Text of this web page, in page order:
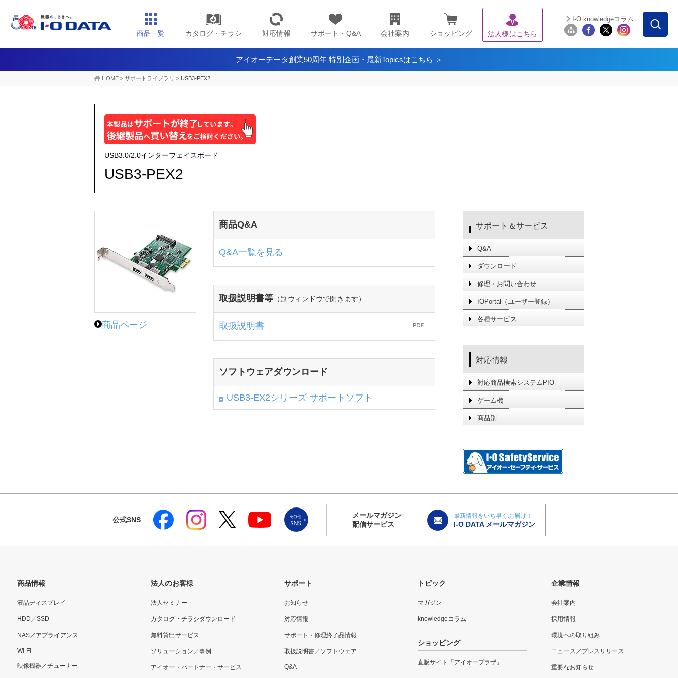
商品一覧 カタログ・チラシ 対応情報 サポート・Q&A 会社案内 ショッピング 法人様はこちら
I-O knowledgeコラム
アイオーデータ創業50周年 特別企画・最新Topicsはこちら ＞
HOME > サポートライブラリ > USB3-PEX2
USB3.0/2.0インターフェイスボード
USB3-PEX2
商品ページ
商品Q&A
Q&A一覧を見る
取扱説明書等 （別ウィンドウで開きます）
取扱説明書
ソフトウェアダウンロード
USB3-EX2シリーズ サポートソフト
サポート＆サービス
Q&A
ダウンロード
修理・お問い合わせ
IOPortal（ユーザー登録）
各種サービス
対応情報
対応商品検索システムPIO
ゲーム機
商品別
公式SNS
メールマガジン
配信サービス
最新情報をいち早くお届け！
I-O DATA メールマガジン
商品情報
液晶ディスプレイ
HDD／SSD
NAS／アプライアンス
Wi-Fi
映像機器／チューナー
法人のお客様
法人セミナー
カタログ・チラシダウンロード
無料貸出サービス
ソリューション／事例
アイオー・パートナー・サービス
サポート
お知らせ
対応情報
サポート・修理終了品情報
取扱説明書／ソフトウェア
Q&A
トピック
マガジン
knowledgeコラム
ショッピング
直販サイト「アイオープラザ」
企業情報
会社案内
採用情報
環境への取り組み
ニュース／プレスリリース
重要なお知らせ